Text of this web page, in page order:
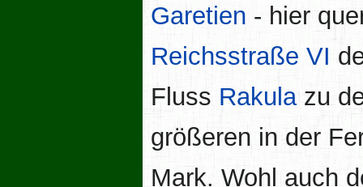
Garetien - hier
Reichsstraße VI
Fluss Rakulazu
größeren in der
Mark. Wohl auch